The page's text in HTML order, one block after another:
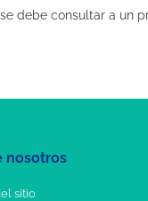
debe consultar a un
nosotros
sitio